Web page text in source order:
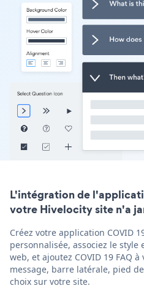
L'intégration de
votre Hivelocity site n'a
Créez votre application COVID
personnalisée, associez le
web, et ajoutez COVID 19 FAQ
message, barre latérale, pied
choix sur votre site.